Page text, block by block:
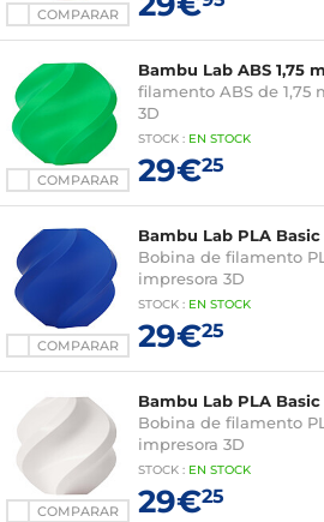
COMPARAR
COMPARAR
Bambu Lab ABS 1,75
filamento ABS de 1,75
3D
STOCK : EN STOCK
29€25
COMPARAR
Bambu Lab PLA Basic
Bobina de filamento
impresora 3D
STOCK : EN STOCK
29€25
COMPARAR
Bambu Lab PLA
Bobina de filamento
impresora 3D
STOCK : EN STOCK
29€25